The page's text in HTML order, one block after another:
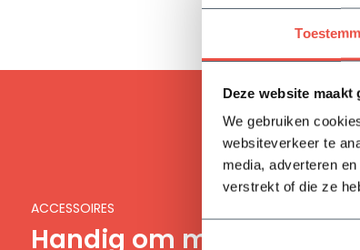
Deze website
We gebruiken
websiteverkeer te
media, adverteren
verstrekt of die ze
ACCESSOIRES
Handig om mee te